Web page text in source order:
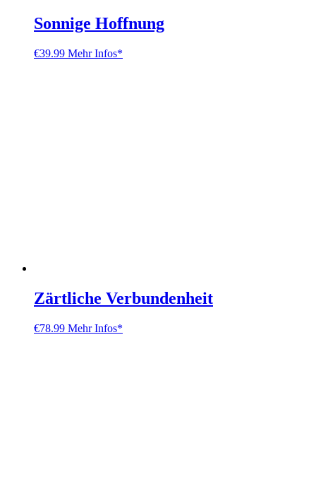
Sonnige Hoffnung
€39.99 Mehr Infos*
Zärtliche Verbundenheit
€78.99 Mehr Infos*